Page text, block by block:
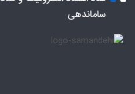
ساماندهی